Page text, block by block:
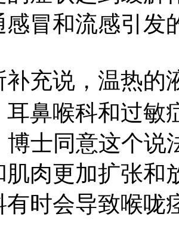
冒和流感引发
补充说，温热的
鼻喉科和过敏
博士同意这个
肌肉更加扩张和
有时会导致喉咙